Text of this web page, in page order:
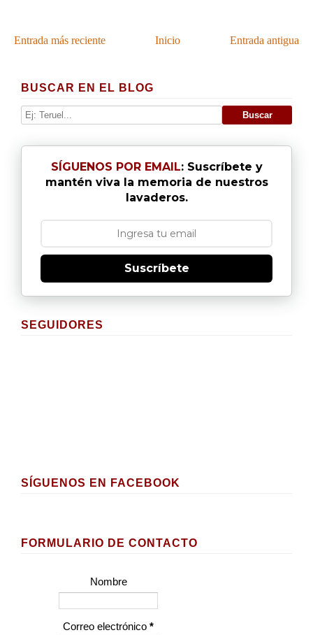
Entrada más reciente Entrada antigua
Inicio
BUSCAR EN EL BLOG
SÍGUENOS POR EMAIL: Suscríbete y
mantén viva la memoria de nuestros
lavaderos.
Suscríbete
SEGUIDORES
SÍGUENOS EN FACEBOOK
FORMULARIO DE CONTACTO
Nombre
Correo electrónico *